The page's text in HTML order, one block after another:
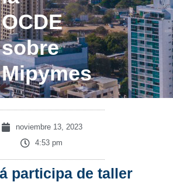
OCDE
sobre
Mipymes
noviembre 13, 2023
4:53 pm
participa de taller